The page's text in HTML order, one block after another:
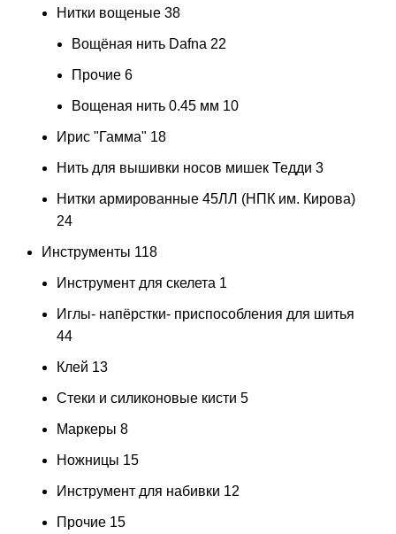
Нитки вощеные 38
Вощёная нить Dafna 22
Прочие 6
Вощеная нить 0.45 мм 10
Ирис "Гамма" 18
Нить для вышивки носов мишек Тедди 3
Нитки армированные 45ЛЛ (НПК им. Кирова)
24
Инструменты 118
Инструмент для скелета 1
Иглы- напёрстки- приспособления для шитья
44
Клей 13
Стеки и силиконовые кисти 5
Маркеры 8
Ножницы 15
Инструмент для набивки 12
Прочие 15